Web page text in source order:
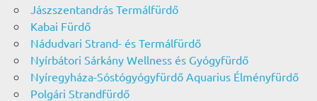
Jászszentandrás Termálfürdő
Kabai Fürdő
Nádudvari Strand- és Termálfürdő
Nyírbátori Sárkány Wellness és Gyógyfürdő
Nyíregyháza-Sóstógyógyfürdő Aquarius Élményfürdő
Polgári Strandfürdő